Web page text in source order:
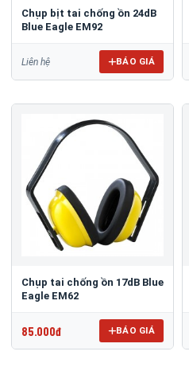
Chụp bịt tai chống ồn 24dB
Blue Eagle EM92
Liên hệ BÁO GIÁ
Chụp tai chống ồn 17dB Blue
Eagle EM62
85.000đ BÁO GIÁ